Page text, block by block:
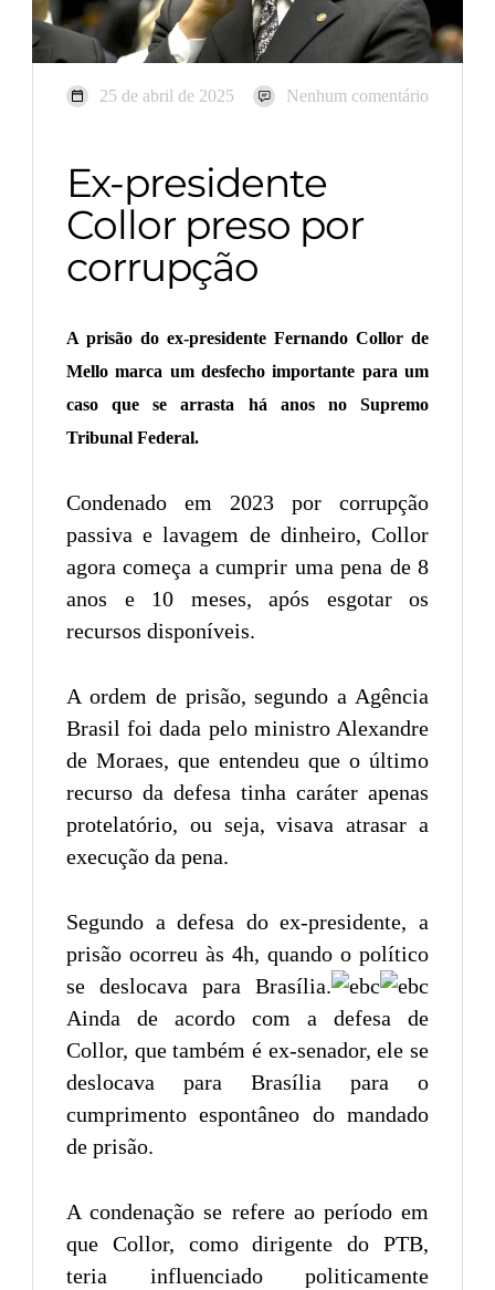
25 de abril de 2025 Nenhum comentário
Ex-presidente
Collor preso por
corrupção
A prisão do ex-presidente Fernando Collor de
Mello marca um desfecho importante para um
caso que se arrasta há anos no Supremo
Tribunal Federal.
Condenado em 2023 por corrupção
passiva e lavagem de dinheiro, Collor
agora começa a cumprir uma pena de 8
anos e 10 meses, após esgotar os
recursos disponíveis.
A ordem de prisão, segundo a Agência
Brasil foi dada pelo ministro Alexandre
de Moraes, que entendeu que o último
recurso da defesa tinha caráter apenas
protelatório, ou seja, visava atrasar a
execução da pena.
Segundo a defesa do ex-presidente, a
prisão ocorreu às 4h, quando o político
se deslocava para Brasília.
Ainda de acordo com a defesa de
Collor, que também é ex-senador, ele se
deslocava para Brasília para o
cumprimento espontâneo do mandado
de prisão.
A condenação se refere ao período em
que Collor, como dirigente do PTB,
teria influenciado politicamente